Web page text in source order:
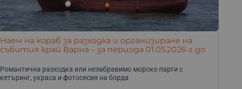
Наем на кораб за разходка и организиране на
събития край Варна – за периода 01.05.2026 г до
Романтична разходка или незабравимо морско парти с
кетъринг, украса и фотосесия на борда